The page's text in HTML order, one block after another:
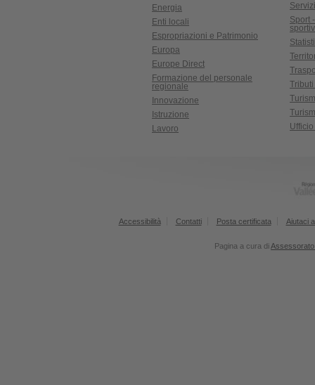
Energia
Enti locali
Espropriazioni e Patrimonio
Europa
Europe Direct
Formazione del personale
regionale
Innovazione
Istruzione
Lavoro
Sport
Accessibilità Contatti Posta certificata Aiutaci
Pagina a cura di